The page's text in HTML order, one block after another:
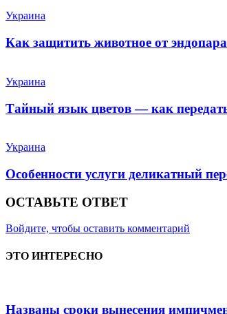
Украина
Как защитить животное от
Украина
Тайный язык цветов — как
Украина
Особенности услуги деликатный
ОСТАВЬТЕ ОТВЕТ
Войдите, чтобы оставить комментарий
ЭТО ИНТЕРЕСНО
Названы сроки вынесения